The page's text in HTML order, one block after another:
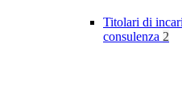
Titolari di
consulenza 2